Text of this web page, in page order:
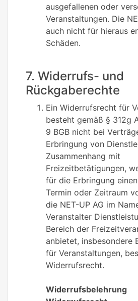
ausgefallenen oder
Veranstaltungen. Die
auch nicht für hieraus
Schäden.
7. Widerrufs- und
Rückgaberechte
Ein Widerrufsrecht für
besteht gemäß § 312g
9 BGB nicht bei
Erbringung von
Zusammenhang mit
Freizeitbetätigungen,
für die Erbringung
Termin oder Zeitraum
die NET-UP AG im
Veranstalter
Bereich der
anbietet, insbesondere
für Veranstaltungen,
Widerrufsrecht.
Widerrufsbelehrung